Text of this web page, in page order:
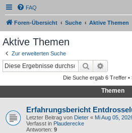
FAQ
Foren-Übersicht Suche Aktive Themen
Aktive Themen
Zur erweiterten Suche
Suche
Die Suche ergab 6 Treffer •
Themen
Erfahrungsbericht
Letzter Beitrag von Dieter « Mi Aug 05,
Verfasst in Plauderecke
Antworten: 9